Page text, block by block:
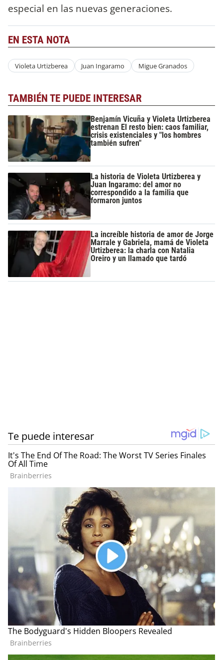
especial en las nuevas generaciones.
EN ESTA NOTA
Violeta Urtizberea Juan Ingaramo Migue Granados
TAMBIÉN TE PUEDE INTERESAR
Benjamín Vicuña y Violeta Urtizberea
estrenan El resto bien: caos familiar,
crisis existenciales y "los hombres
también sufren"
La historia de Violeta Urtizberea y
Juan Ingaramo: del amor no
correspondido a la familia que
formaron juntos
La increíble historia de amor de Jorge
Marrale y Gabriela, mamá de Violeta
Urtizberea: la charla con Natalia
Oreiro y un llamado que tardó